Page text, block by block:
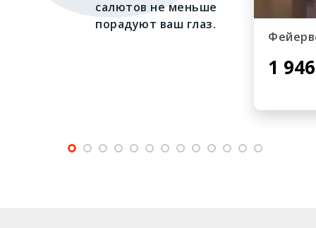
салютов не меньше
порадуют ваш глаз.
1 946